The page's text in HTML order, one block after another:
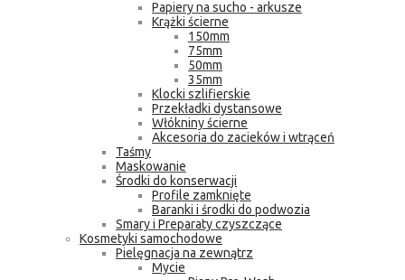
Papiery na sucho - arkusze
Krążki ścierne
150mm
75mm
50mm
35mm
Klocki szlifierskie
Przekładki dystansowe
Włókniny ścierne
Akcesoria do zacieków i wtrąceń
Taśmy
Maskowanie
Środki do konserwacji
Profile zamknięte
Baranki i środki do podwozia
Smary i Preparaty czyszczące
Kosmetyki samochodowe
Pielęgnacja na zewnątrz
Mycie